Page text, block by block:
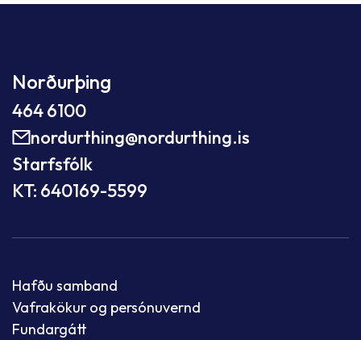
Norðurþing
464 6100
nordurthing@nordurthing.is
Starfsfólk
KT: 640169-5599
Hafðu samband
Vafrakökur og persónuvernd
Fundargátt